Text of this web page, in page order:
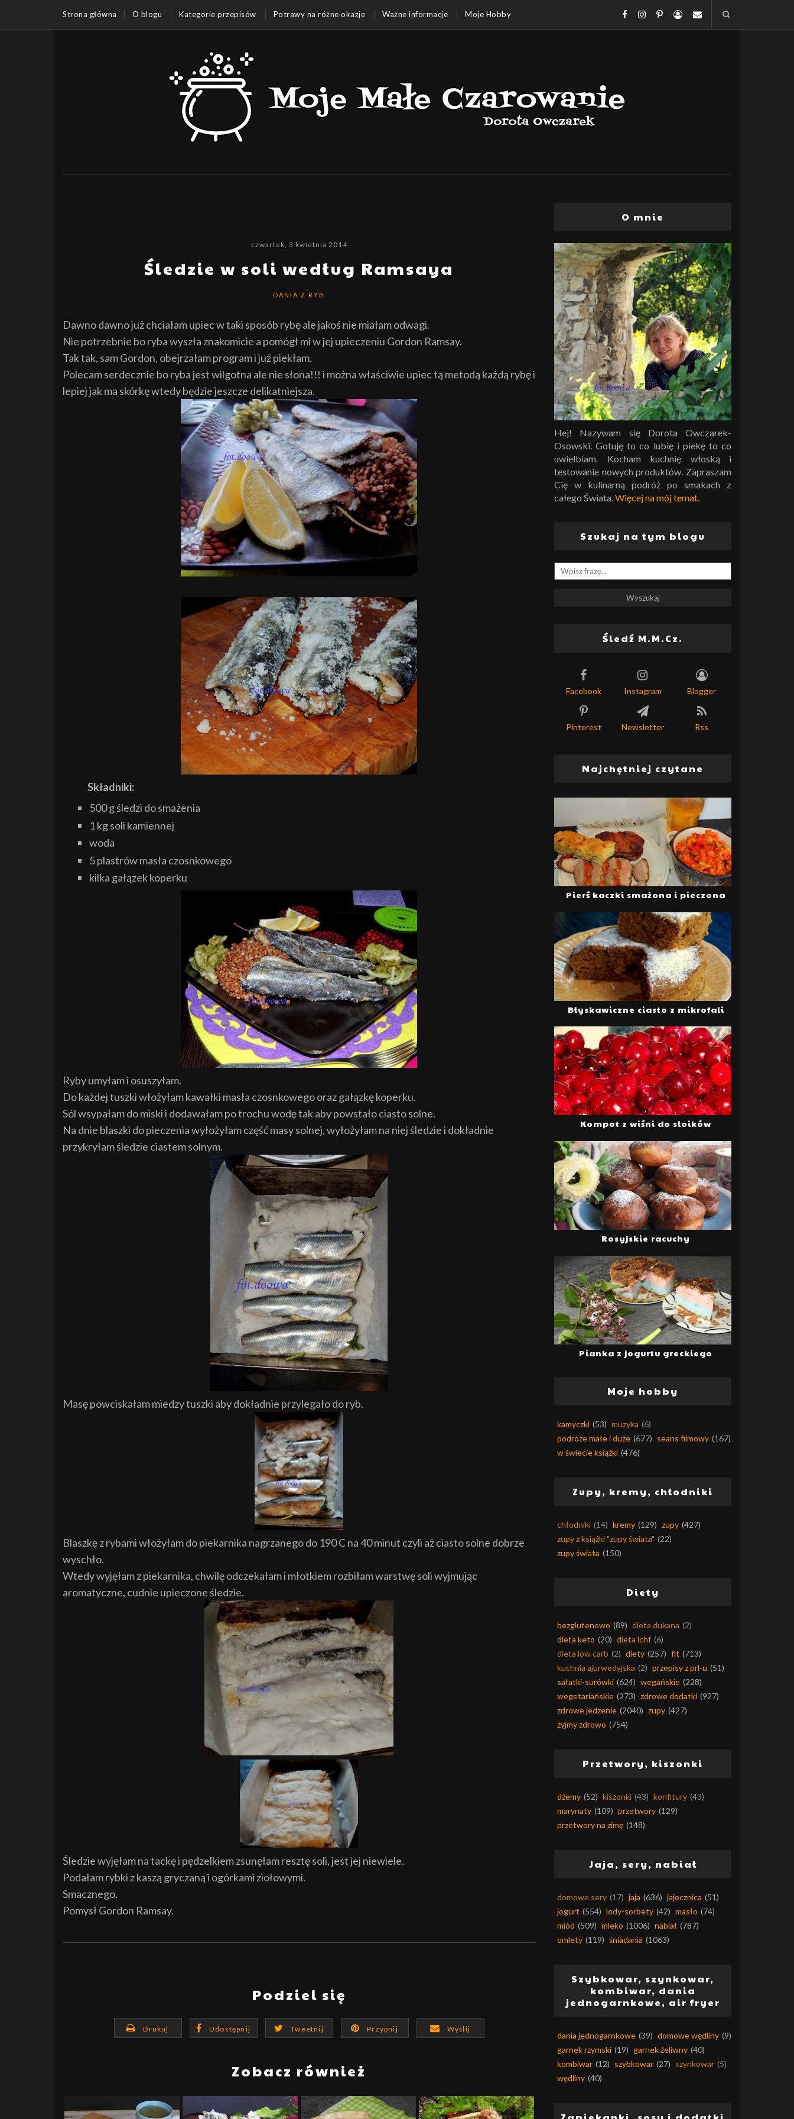
Strona główna O blogu Kategorie przepisów Potrawy na różne okazje Ważne informacje Moje Hobby
czwartek, 3 kwietnia 2014
Śledzie w soli według Ramsaya
DANIA Z RYB
Dawno dawno już chciałam upiec w taki sposób rybę ale jakoś nie miałam odwagi.
Nie potrzebnie bo ryba wyszła znakomicie a pomógł mi w jej upieczeniu Gordon Ramsay.
Tak tak, sam Gordon, obejrzałam program i już piekłam.
Polecam serdecznie bo ryba jest wilgotna ale nie słona!!! i można właściwie upiec tą metodą każdą rybę i
lepiej jak ma skórkę wtedy będzie jeszcze delikatniejsza.
Składniki:
500 g śledzi do smażenia
1 kg soli kamiennej
woda
5 plastrów masła czosnkowego
kilka gałązek koperku
Ryby umyłam i osuszyłam.
Do każdej tuszki włożyłam kawałki masła czosnkowego oraz gałązkę koperku.
Sól wsypałam do miski i dodawałam po trochu wodę tak aby powstało ciasto solne.
Na dnie blaszki do pieczenia wyłożyłam część masy solnej, wyłożyłam na niej śledzie i dokładnie
przykryłam śledzie ciastem solnym.
Masę powciskałam miedzy tuszki aby dokładnie przylegało do ryb.
Blaszkę z rybami włożyłam do piekarnika nagrzanego do 190 C na 40 minut czyli aż ciasto solne dobrze
wyschło.
Wtedy wyjęłam z piekarnika, chwilę odczekałam i młotkiem rozbiłam warstwę soli wyjmując
aromatyczne, cudnie upieczone śledzie.
Śledzie wyjęłam na tackę i pędzelkiem zsunęłam resztę soli, jest jej niewiele.
Podałam rybki z kaszą gryczaną i ogórkami ziołowymi.
Smacznego.
Pomysł Gordon Ramsay.
Podziel się
Drukuj Udostępnij Tweetnij Przypnij Wyślij
Zobacz również
O mnie
Hej! Nazywam się Dorota Owczarek-
Osowski. Gotuję to co lubię i piekę to co
uwielbiam. Kocham kuchnię włoską i
testowanie nowych produktów. Zapraszam
Cię w kulinarną podróż po smakach z
całego Świata.Więcej na mój temat.
Szukaj na tym blogu
Śledź M.M.Cz.
Facebook Instagram Blogger
Pinterest Newsletter Rss
Najchętniej czytane
Pierś kaczki smażona i pieczona
Błyskawiczne ciasto z mikrofali
Kompot z wiśni do słoików
Rosyjskie racuchy
Pianka z jogurtu greckiego
Moje hobby
kamyczki (53) muzyka (6)
podróże małe i duże (677) seans filmowy (167)
w świecie książki (476)
Zupy, kremy, chłodniki
chłodniki (14) kremy (129) zupy (427)
zupy z książki "zupy świata" (22)
zupy świata (150)
Diety
bezglutenowo (89) dieta dukana (2)
dieta keto (20) dieta lchf (6)
dieta low carb (2) diety (257) fit (713)
kuchnia ajurwedyjska (2) przepisy z prl-u (51)
sałatki-surówki (624) wegańskie (228)
wegetariańskie (273) zdrowe dodatki (927)
zdrowe jedzenie (2040) zupy (427)
żyjmy zdrowo (754)
Przetwory, kiszonki
dżemy (52) kiszonki (43) konfitury (43)
marynaty (109) przetwory (129)
przetwory na zimę (148)
Jaja, sery, nabiał
domowe sery (17) jaja (636) jajecznica (51)
jogurt (554) lody-sorbety (42) masło (74)
miód (509) mleko (1006) nabiał (787)
omlety (119) śniadania (1063)
Szybkowar, szynkowar,
kombiwar, dania
jednogarnkowe, air fryer
dania jednogarnkowe (39) domowe wędliny (9)
garnek rzymski (19) garnek żeliwny (40)
kombiwar (12) szybkowar (27) szynkowar (5)
wędliny (40)